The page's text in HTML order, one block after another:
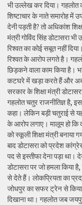
भी उल्लेख कर दिया। गहलोत
शिष्टाचार के नाते समारोह में
देनी पड़ती है? तो अधिकांश
मंत्री गोविंद सिंह डोटासरा
रिश्वत का कोई सबूत नहीं
रिश्वत के आरोप लगते है।
छिड़कने वाला काम किया है।
कटघरे में खड़ा करते हैं और अब
सरकार के शिक्षा मंत्री
गहलोत चतुर राजनीतिज्ञ है,
कहा। लेकिन बड़ी चतुराई से यह
के आरोप लगाए। मालूम हो कि
को स्कूली शिक्षा मंत्री
बाद डोटासरा को प्रदेश
पद से इस्तीफा देना पड़ा था।
डोटासरा पर जो हमला किया
से देते हैं। लोकप्रियता का
जोधपुर का सफर ट्रेन से
दिखाना था। गहलोत जब